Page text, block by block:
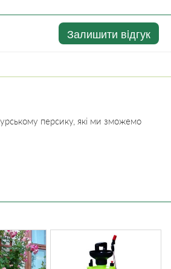
Залишити вiдгук
персику, які ми зможемо